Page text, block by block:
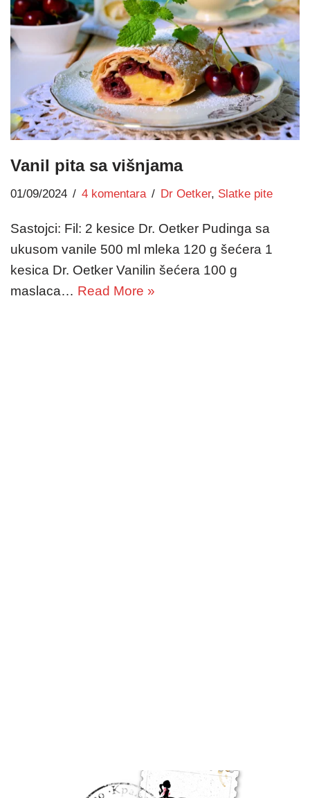
Vanil pita sa višnjama
01/09/2024 4 komentara Dr Oetker, Slatke pite
Sastojci: Fil: 2 kesice Dr. Oetker Pudinga sa
ukusom vanile 500 ml mleka 120 g šećera 1
kesica Dr. Oetker Vanilin šećera 100 g
maslaca… Read More »